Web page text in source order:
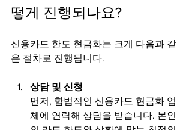
떻게 진행되나요?
신용카드 한도 현금화는 크게 다음과 같
은 절차로 진행됩니다.
상담 및 신청
먼저, 합법적인 신용카드 현금화 업
체에 연락해 상담을 받습니다. 본인